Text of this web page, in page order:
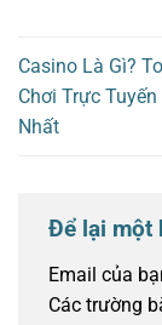
Casino Là Gì?
Chơi Trực
Nhất
Để lại một
Email của
Các trường